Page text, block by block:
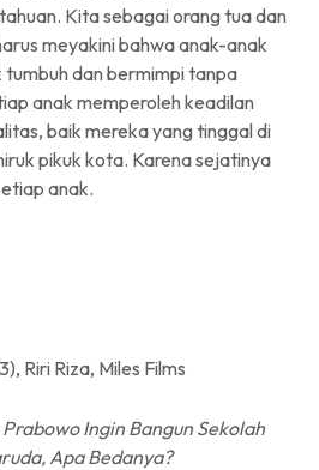
Kita sebagai orang tua dan
meyakini bahwa anak-anak
tumbuh dan bermimpi tanpa
anak memperoleh keadilan
baik mereka yang tinggal di
pikuk kota. Karena sejatinya
anak.
Riri Riza, Miles Films
Prabowo Ingin Bangun Sekolah
Apa Bedanya?